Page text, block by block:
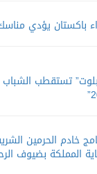
باكستان يؤدي
تستقطب
خادم الحرمين
المملكة بضيوف